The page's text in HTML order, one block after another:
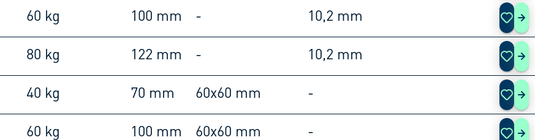
60 kg 100 mm - 10,2 mm
80 kg 122 mm - 10,2 mm
40 kg 70 mm 60x60 mm -
60 kg 100 mm 60x60 mm -